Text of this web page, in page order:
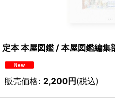
定本 本屋図鑑 / 本屋図鑑編
販売価格: 2,200円(税込)